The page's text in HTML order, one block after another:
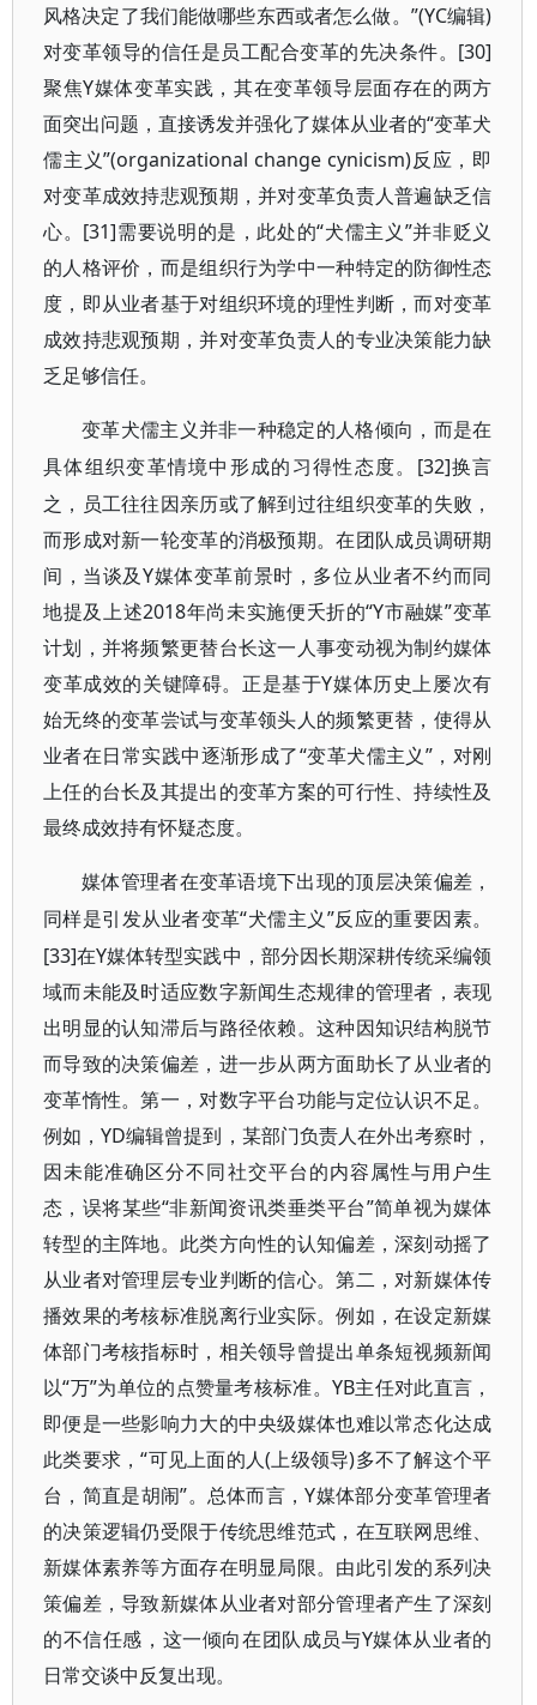
风格决定了我们能做哪些东西或者怎么做。”(YC编辑)
对变革领导的信任是员工配合变革的先决条件。[30]
聚焦Y媒体变革实践，其在变革领导层面存在的两方
面突出问题，直接诱发并强化了媒体从业者的“变革犬
儒主义”(organizational change cynicism)反应，即
对变革成效持悲观预期，并对变革负责人普遍缺乏信
心。[31]需要说明的是，此处的“犬儒主义”并非贬义
的人格评价，而是组织行为学中一种特定的防御性态
度，即从业者基于对组织环境的理性判断，而对变革
成效持悲观预期，并对变革负责人的专业决策能力缺
乏足够信任。
变革犬儒主义并非一种稳定的人格倾向，而是在
具体组织变革情境中形成的习得性态度。 [32]换言
之，员工往往因亲历或了解到过往组织变革的失败，
而形成对新一轮变革的消极预期。在团队成员调研期
间，当谈及Y媒体变革前景时，多位从业者不约而同
地提及上述2018年尚未实施便夭折的“Y市融媒”变革
计划，并将频繁更替台长这一人事变动视为制约媒体
变革成效的关键障碍。正是基于Y媒体历史上屡次有
始无终的变革尝试与变革领头人的频繁更替，使得从
业者在日常实践中逐渐形成了“变革犬儒主义”，对刚
上任的台长及其提出的变革方案的可行性、持续性及
最终成效持有怀疑态度。
媒体管理者在变革语境下出现的顶层决策偏差，
同样是引发从业者变革“犬儒主义”反应的重要因素。
[33]在Y媒体转型实践中，部分因长期深耕传统采编领
域而未能及时适应数字新闻生态规律的管理者，表现
出明显的认知滞后与路径依赖。这种因知识结构脱节
而导致的决策偏差，进一步从两方面助长了从业者的
变革惰性。第一，对数字平台功能与定位认识不足。
例如，YD编辑曾提到，某部门负责人在外出考察时，
因未能准确区分不同社交平台的内容属性与用户生
态，误将某些“非新闻资讯类垂类平台”简单视为媒体
转型的主阵地。此类方向性的认知偏差，深刻动摇了
从业者对管理层专业判断的信心。第二，对新媒体传
播效果的考核标准脱离行业实际。例如，在设定新媒
体部门考核指标时，相关领导曾提出单条短视频新闻
以“万”为单位的点赞量考核标准。YB主任对此直言，
即便是一些影响力大的中央级媒体也难以常态化达成
此类要求，“可见上面的人(上级领导)多不了解这个平
台，简直是胡闹”。总体而言，Y媒体部分变革管理者
的决策逻辑仍受限于传统思维范式，在互联网思维、
新媒体素养等方面存在明显局限。由此引发的系列决
策偏差，导致新媒体从业者对部分管理者产生了深刻
的不信任感，这一倾向在团队成员与Y媒体从业者的
日常交谈中反复出现。